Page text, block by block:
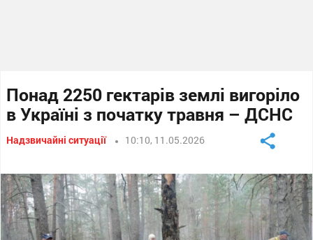
Понад 2250 гектарів землі вигоріло
в Україні з початку травня – ДСНС
Надзвичайні ситуації 10:10, 11.05.2026